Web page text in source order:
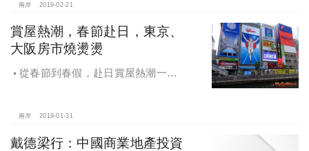
兩岸 2019-02-21
賞屋熱潮，春節赴日，東京、
大阪房市燒燙燙
從春節到春假，赴日賞屋熱潮一波
兩岸 2019-01-31
戴德梁行：中國商業地產投資